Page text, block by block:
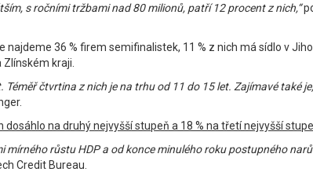
s ročními tržbami nad 80 milionů, patří 12 procent z nich,“
36 % firem semifinalistek, 11 % z nich má sídlo v
kraji.
čtvrtina z nich je na trhu od 11 do 15 let. Zajímavé
dosáhlo na druhý nejvyšší stupeň a 18 % na třetí nejvyšší
mírného růstu HDP a od konce minulého roku postupného
Credit Bureau.